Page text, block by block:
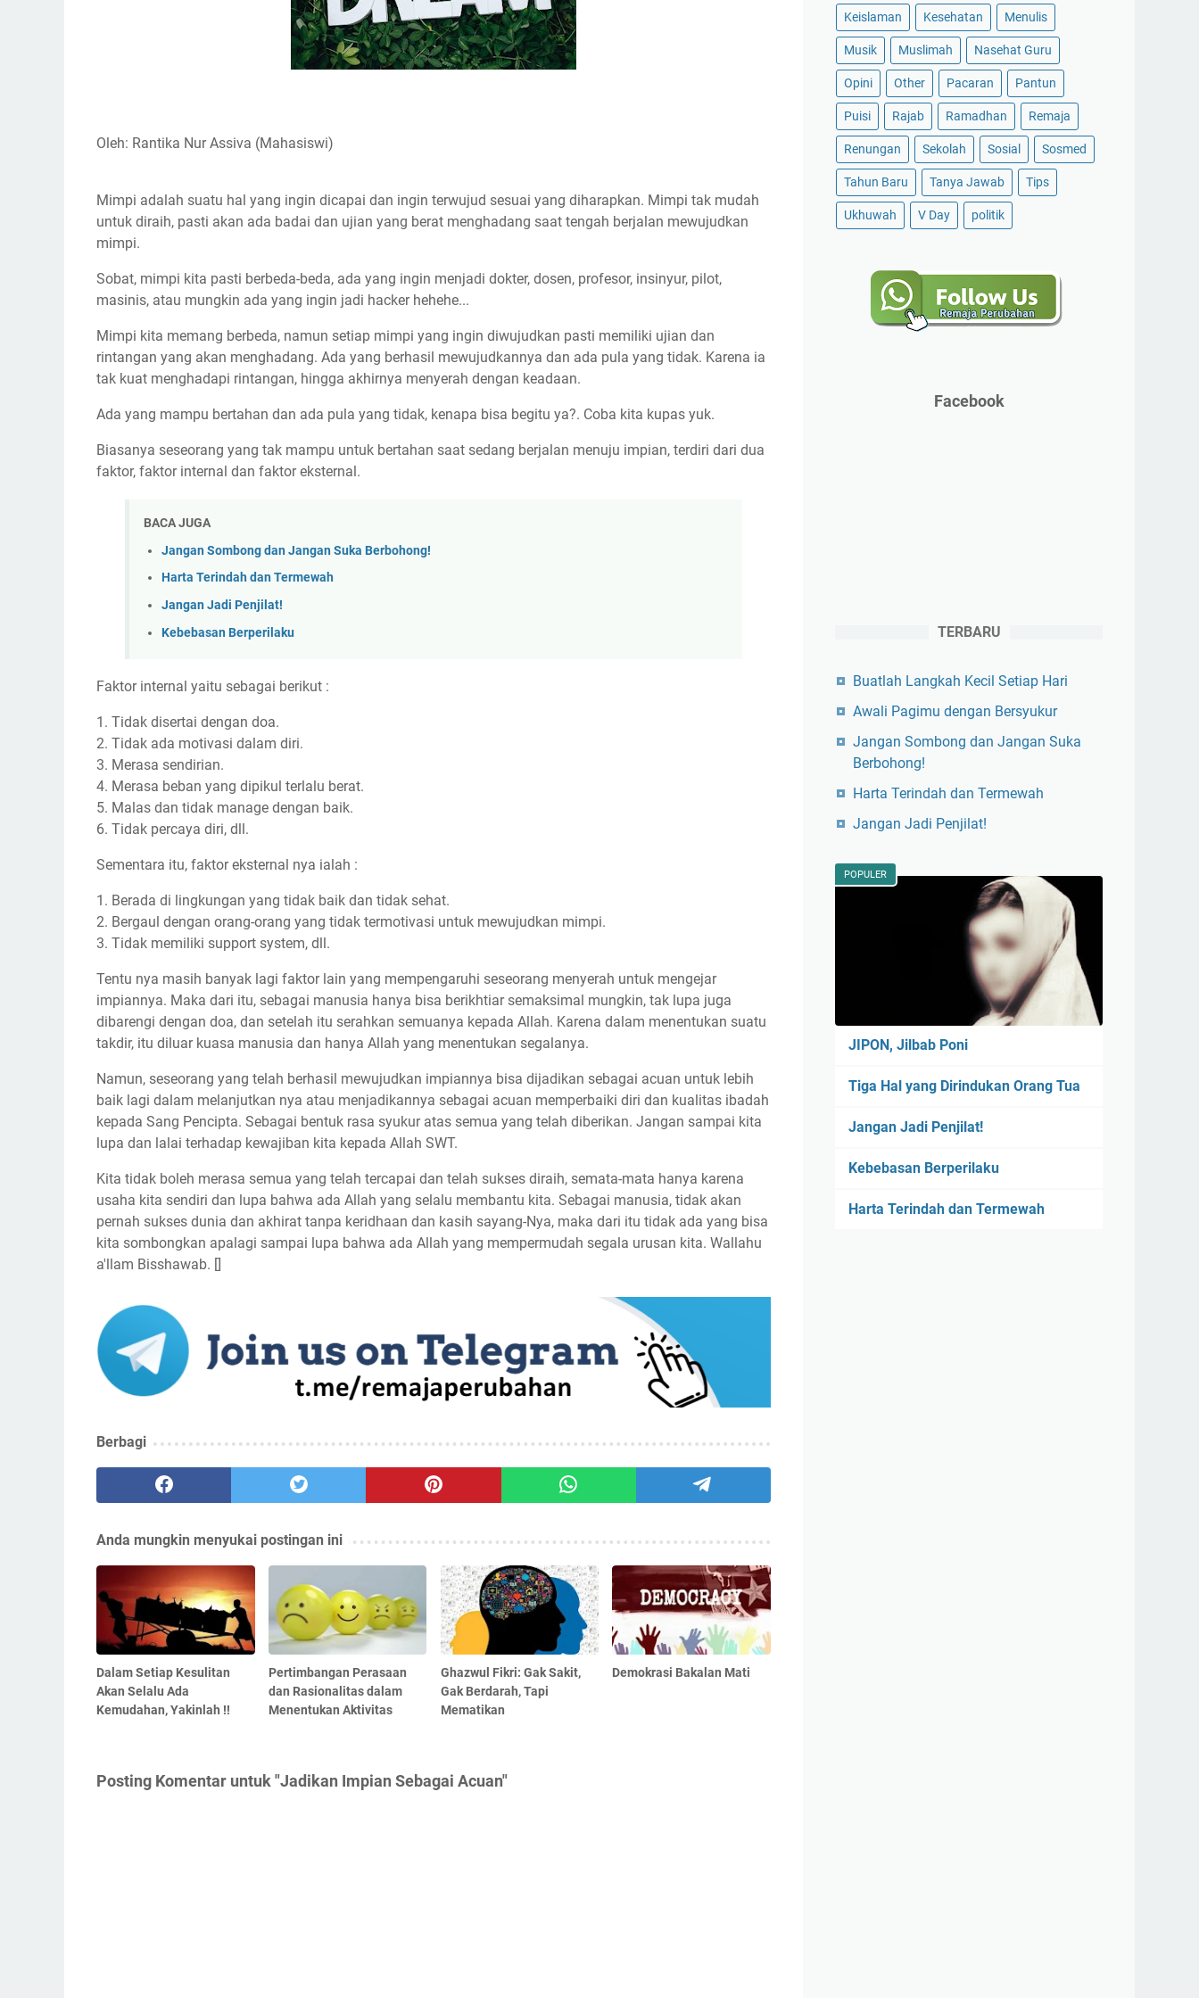
Oleh: Rantika Nur Assiva (Mahasiswi)
Mimpi adalah suatu hal yang ingin dicapai dan ingin terwujud sesuai yang diharapkan. Mimpi tak mudah
untuk diraih, pasti akan ada badai dan ujian yang berat menghadang saat tengah berjalan mewujudkan
mimpi.
Sobat, mimpi kita pasti berbeda-beda, ada yang ingin menjadi dokter, dosen, profesor, insinyur, pilot,
masinis, atau mungkin ada yang ingin jadi hacker hehehe...
Mimpi kita memang berbeda, namun setiap mimpi yang ingin diwujudkan pasti memiliki ujian dan
rintangan yang akan menghadang. Ada yang berhasil mewujudkannya dan ada pula yang tidak. Karena ia
tak kuat menghadapi rintangan, hingga akhirnya menyerah dengan keadaan.
Ada yang mampu bertahan dan ada pula yang tidak, kenapa bisa begitu ya?. Coba kita kupas yuk.
Biasanya seseorang yang tak mampu untuk bertahan saat sedang berjalan menuju impian, terdiri dari dua
faktor, faktor internal dan faktor eksternal.
BACA JUGA
Jangan Sombong dan Jangan Suka Berbohong!
Harta Terindah dan Termewah
Jangan Jadi Penjilat!
Kebebasan Berperilaku
Faktor internal yaitu sebagai berikut :
1. Tidak disertai dengan doa.
2. Tidak ada motivasi dalam diri.
3. Merasa sendirian.
4. Merasa beban yang dipikul terlalu berat.
5. Malas dan tidak manage dengan baik.
6. Tidak percaya diri, dll.
Sementara itu, faktor eksternal nya ialah :
1. Berada di lingkungan yang tidak baik dan tidak sehat.
2. Bergaul dengan orang-orang yang tidak termotivasi untuk mewujudkan mimpi.
3. Tidak memiliki support system, dll.
Tentu nya masih banyak lagi faktor lain yang mempengaruhi seseorang menyerah untuk mengejar
impiannya. Maka dari itu, sebagai manusia hanya bisa berikhtiar semaksimal mungkin, tak lupa juga
dibarengi dengan doa, dan setelah itu serahkan semuanya kepada Allah. Karena dalam menentukan suatu
takdir, itu diluar kuasa manusia dan hanya Allah yang menentukan segalanya.
Namun, seseorang yang telah berhasil mewujudkan impiannya bisa dijadikan sebagai acuan untuk lebih
baik lagi dalam melanjutkan nya atau menjadikannya sebagai acuan memperbaiki diri dan kualitas ibadah
kepada Sang Pencipta. Sebagai bentuk rasa syukur atas semua yang telah diberikan. Jangan sampai kita
lupa dan lalai terhadap kewajiban kita kepada Allah SWT.
Kita tidak boleh merasa semua yang telah tercapai dan telah sukses diraih, semata-mata hanya karena
usaha kita sendiri dan lupa bahwa ada Allah yang selalu membantu kita. Sebagai manusia, tidak akan
pernah sukses dunia dan akhirat tanpa keridhaan dan kasih sayang-Nya, maka dari itu tidak ada yang bisa
kita sombongkan apalagi sampai lupa bahwa ada Allah yang mempermudah segala urusan kita. Wallahu
a'llam Bisshawab. []
Berbagi
Anda mungkin menyukai postingan ini
Dalam Setiap Kesulitan
Akan Selalu Ada
Kemudahan, Yakinlah !!
Pertimbangan Perasaan
dan Rasionalitas dalam
Menentukan Aktivitas
Ghazwul Fikri: Gak Sakit,
Gak Berdarah, Tapi
Mematikan
Demokrasi Bakalan Mati
Posting Komentar untuk "Jadikan Impian Sebagai Acuan"
Keislaman Kesehatan Menulis
Musik Muslimah Nasehat Guru
Opini Other Pacaran Pantun
Puisi Rajab Ramadhan Remaja
Renungan Sekolah Sosial Sosmed
Tahun Baru Tanya Jawab Tips
Ukhuwah V Day politik
Facebook
TERBARU
Buatlah Langkah Kecil Setiap Hari
Awali Pagimu dengan Bersyukur
Jangan Sombong dan Jangan Suka
Berbohong!
Harta Terindah dan Termewah
Jangan Jadi Penjilat!
POPULER
JIPON, Jilbab Poni
Tiga Hal yang Dirindukan Orang Tua
Jangan Jadi Penjilat!
Kebebasan Berperilaku
Harta Terindah dan Termewah